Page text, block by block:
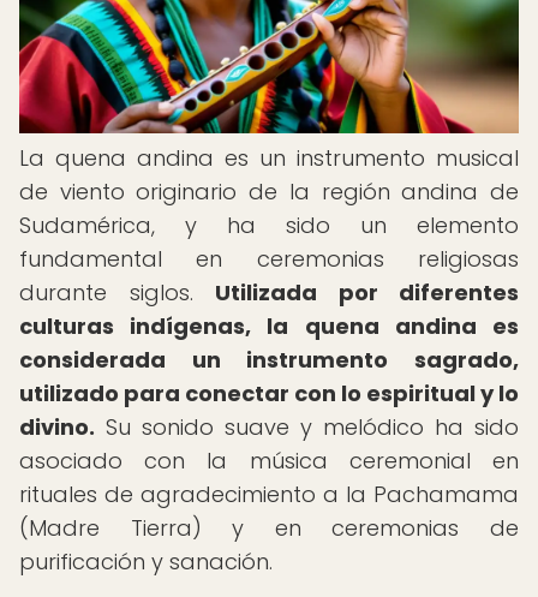
La quena andina es un instrumento musical
de viento originario de la región andina de
Sudamérica, y ha sido un elemento
fundamental en ceremonias religiosas
durante siglos. Utilizada por diferentes
culturas indígenas, la quena andina es
considerada un instrumento sagrado,
utilizado para conectar con lo espiritual y lo
divino. Su sonido suave y melódico ha sido
asociado con la música ceremonial en
rituales de agradecimiento a la Pachamama
(Madre Tierra) y en ceremonias de
purificación y sanación.